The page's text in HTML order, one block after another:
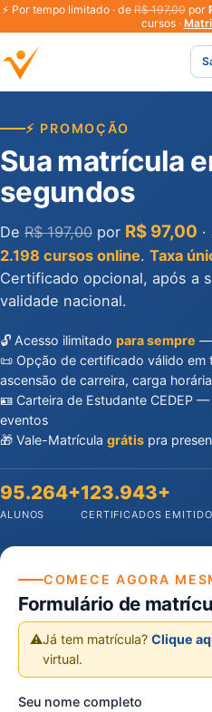
⚡ Por tempo limitado · deR$ 197,00por
cursos ·
⚡ PROMOÇÃO
Sua matrícula
segundos
De R$ 197,00 por R$ 97,00
2.198 cursos online. Taxa
Certificado opcional, após a
validade nacional.
🔓 Acesso ilimitado para sempre —
📜 Opção de certificado válido em
ascensão de carreira, carga
🪪 Carteira de Estudante CEDEP
eventos
🎁 Vale-Matrícula grátis pra
95.264+
ALUNOS
123.943+
CERTIFICADOS
COMECE AGORA
Formulário de
⚠️Já tem matrícula? Clique
virtual.
Seu nome completo